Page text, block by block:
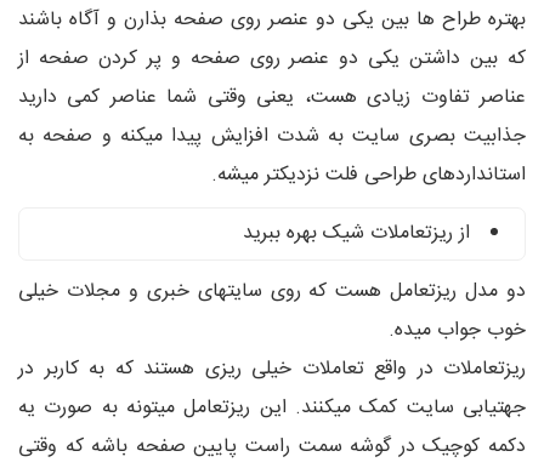
بهتره طراح ها بین یکی دو عنصر روی صفحه بذارن و آگاه باشند
که بین داشتن یکی دو عنصر روی صفحه و پر کردن صفحه از
عناصر تفاوت زیادی هست، یعنی وقتی شما عناصر کمی دارید
جذابیت بصری سایت به شدت افزایش پیدا میکنه و صفحه به
استانداردهای طراحی فلت نزدیکتر میشه.
از ریزتعاملات شیک بهره ببرید
دو مدل ریزتعامل هست که روی سایتهای خبری و مجلات خیلی
خوب جواب میده.
ریزتعاملات در واقع تعاملات خیلی ریزی هستند که به کاربر در
جهتیابی سایت کمک میکنند. این ریزتعامل میتونه به صورت یه
دکمه کوچیک در گوشه سمت راست پایین صفحه باشه که وقتی